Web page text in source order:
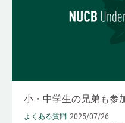
小・中学生の兄弟も参
よくある質問 2025/07/26